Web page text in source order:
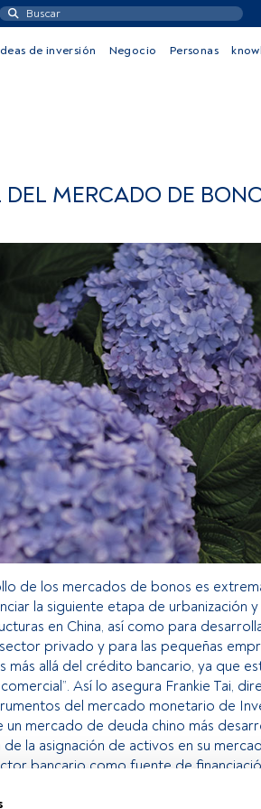
de inversión Negocio Personas
MERCADO DE
de los mercados de bonos es
la siguiente etapa de urbanización
en China, así como para
privado y para las pequeñas
más allá del crédito bancario, ya que
Así lo asegura Frankie Tai,
del mercado monetario de
un mercado de deuda chino más
la asignación de activos en su
bancario como fuente de